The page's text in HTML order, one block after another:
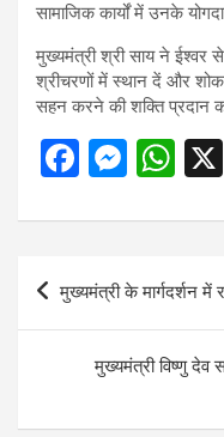
सामाजिक कार्यों में उनके
मुख्यमंत्री श्री साय ने ईश्वर से
श्रीचरणों में स्थान दें और
सहन करने की शक्ति प्रदान
F
ce
b
o
o
k
M
se
n
g
er
W
at
s
A
p
p
Post
navigation
मुख्यमंत्री के मार्गदर्शन में
मुख्यमंत्री विष्णु देव